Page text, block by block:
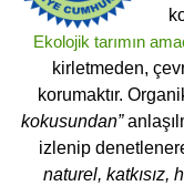
Ekolojik tarımın
kirletmeden,
korumaktır.
kokusundan”
izlenip
naturel, katkısız,